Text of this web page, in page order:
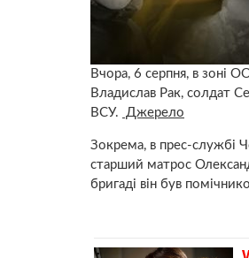
Вчора, 6 серпня, в зоні
Владислав Рак, солдат
ВСУ.
Джерело
Зокрема, в прес-службі
старший матрос
бригаді він був